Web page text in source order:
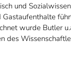
und
wurde Butler
des